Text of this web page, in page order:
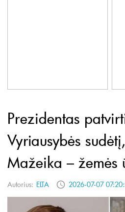
Prezidentas
Vyriausybės
Mažeika – žemės
Autorius: ELTA 2026-07-07